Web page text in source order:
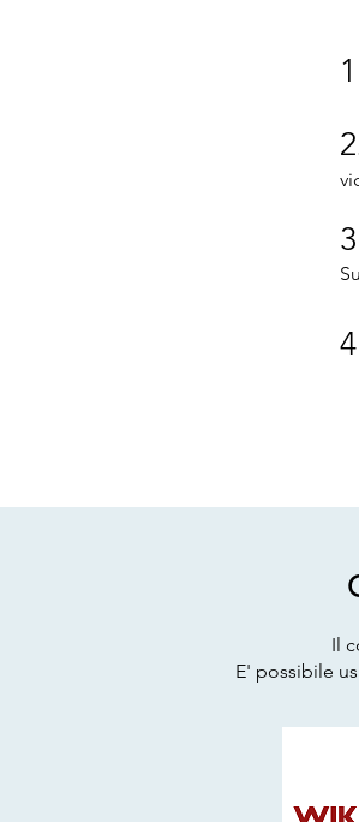
1
2
Il
E' possibile